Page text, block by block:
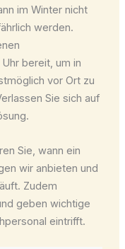
im Winter nicht
werden.
bereit, um in
vor Ort zu
Sie sich auf
Sie, wann ein
wir anbieten und
Zudem
geben wichtige
eintrifft.